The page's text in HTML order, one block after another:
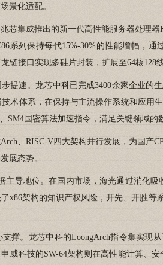
景化适配。
集成推出的新一代高性能服务器处理器
系列保持每代15%-30%的性能增幅，
链接口实现多硅片封装，扩展至64核
速。龙芯中科已完成3400余家企业的
术体系，在保持与主流操作系统和应用
SM4国密算法加速指令，满足关键领域
、RISC-V四大架构并行发展，为国产
展态势。
导地位。在国内市场，海光通过消化吸
x86架构的知识产权风险，开先、开胜
。龙芯中科的LoongArch指令集实现从
威科技的SW-64架构则在高性能计算、